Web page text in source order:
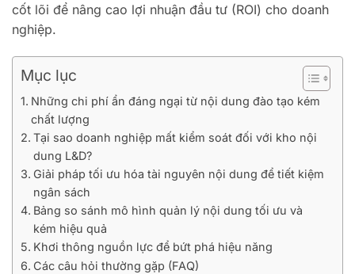
cốt lõi để nâng cao lợi nhuận đầu tư (ROI) cho doanh
nghiệp.
Mục lục
Những chi phí ẩn đáng ngại từ nội dung đào tạo kém
chất lượng
Tại sao doanh nghiệp mất kiểm soát đối với kho nội
dung L&D?
Giải pháp tối ưu hóa tài nguyên nội dung để tiết kiệm
ngân sách
Bảng so sánh mô hình quản lý nội dung tối ưu và
kém hiệu quả
Khơi thông nguồn lực để bứt phá hiệu năng
Các câu hỏi thường gặp (FAQ)